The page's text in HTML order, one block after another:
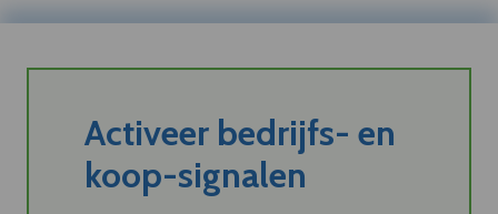
Activeer bedrijfs- en
koop-signalen